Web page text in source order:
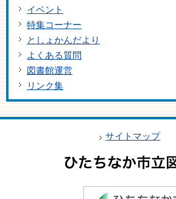
イベント
特集コーナー
としょかんだより
よくある質問
図書館運営
リンク集
サイトマップ